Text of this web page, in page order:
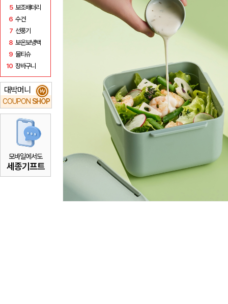
5 보조배터리
6 수건
7 선풍기
8 보온보냉백
9 물티슈
10 장바구니
대박머니
COUPON SHOP
₩
모바일에서도
세종기프트